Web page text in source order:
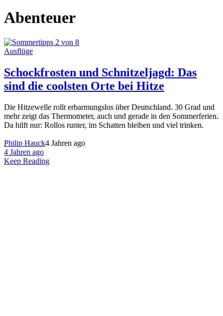
Abenteuer
Ausflüge
Schockfrosten und Schnitzeljagd: Das
sind die coolsten Orte bei Hitze
Die Hitzewelle rollt erbarmungslos über Deutschland. 30 Grad und
mehr zeigt das Thermometer, auch und gerade in den Sommerferien.
Da hilft nur: Rollos runter, im Schatten bleiben und viel trinken.
Philip Hauck4 Jahren ago
4 Jahren ago
Keep Reading